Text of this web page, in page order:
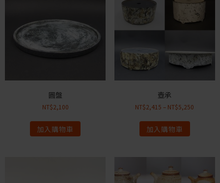
圓盤
NT$2,100
加入購物車
壺承
NT$2,415 – NT$5,250
加入購物車